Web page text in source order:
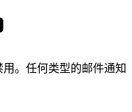
。任何类型的邮件通知